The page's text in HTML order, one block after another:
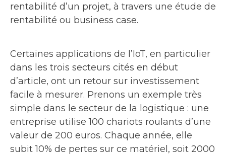
rentabilité d’un projet, à travers une étude de
rentabilité ou business case.
Certaines applications de l’IoT, en particulier
dans les trois secteurs cités en début
d’article, ont un retour sur investissement
facile à mesurer. Prenons un exemple très
simple dans le secteur de la logistique : une
entreprise utilise 100 chariots roulants d’une
valeur de 200 euros. Chaque année, elle
subit 10% de pertes sur ce matériel, soit 2000